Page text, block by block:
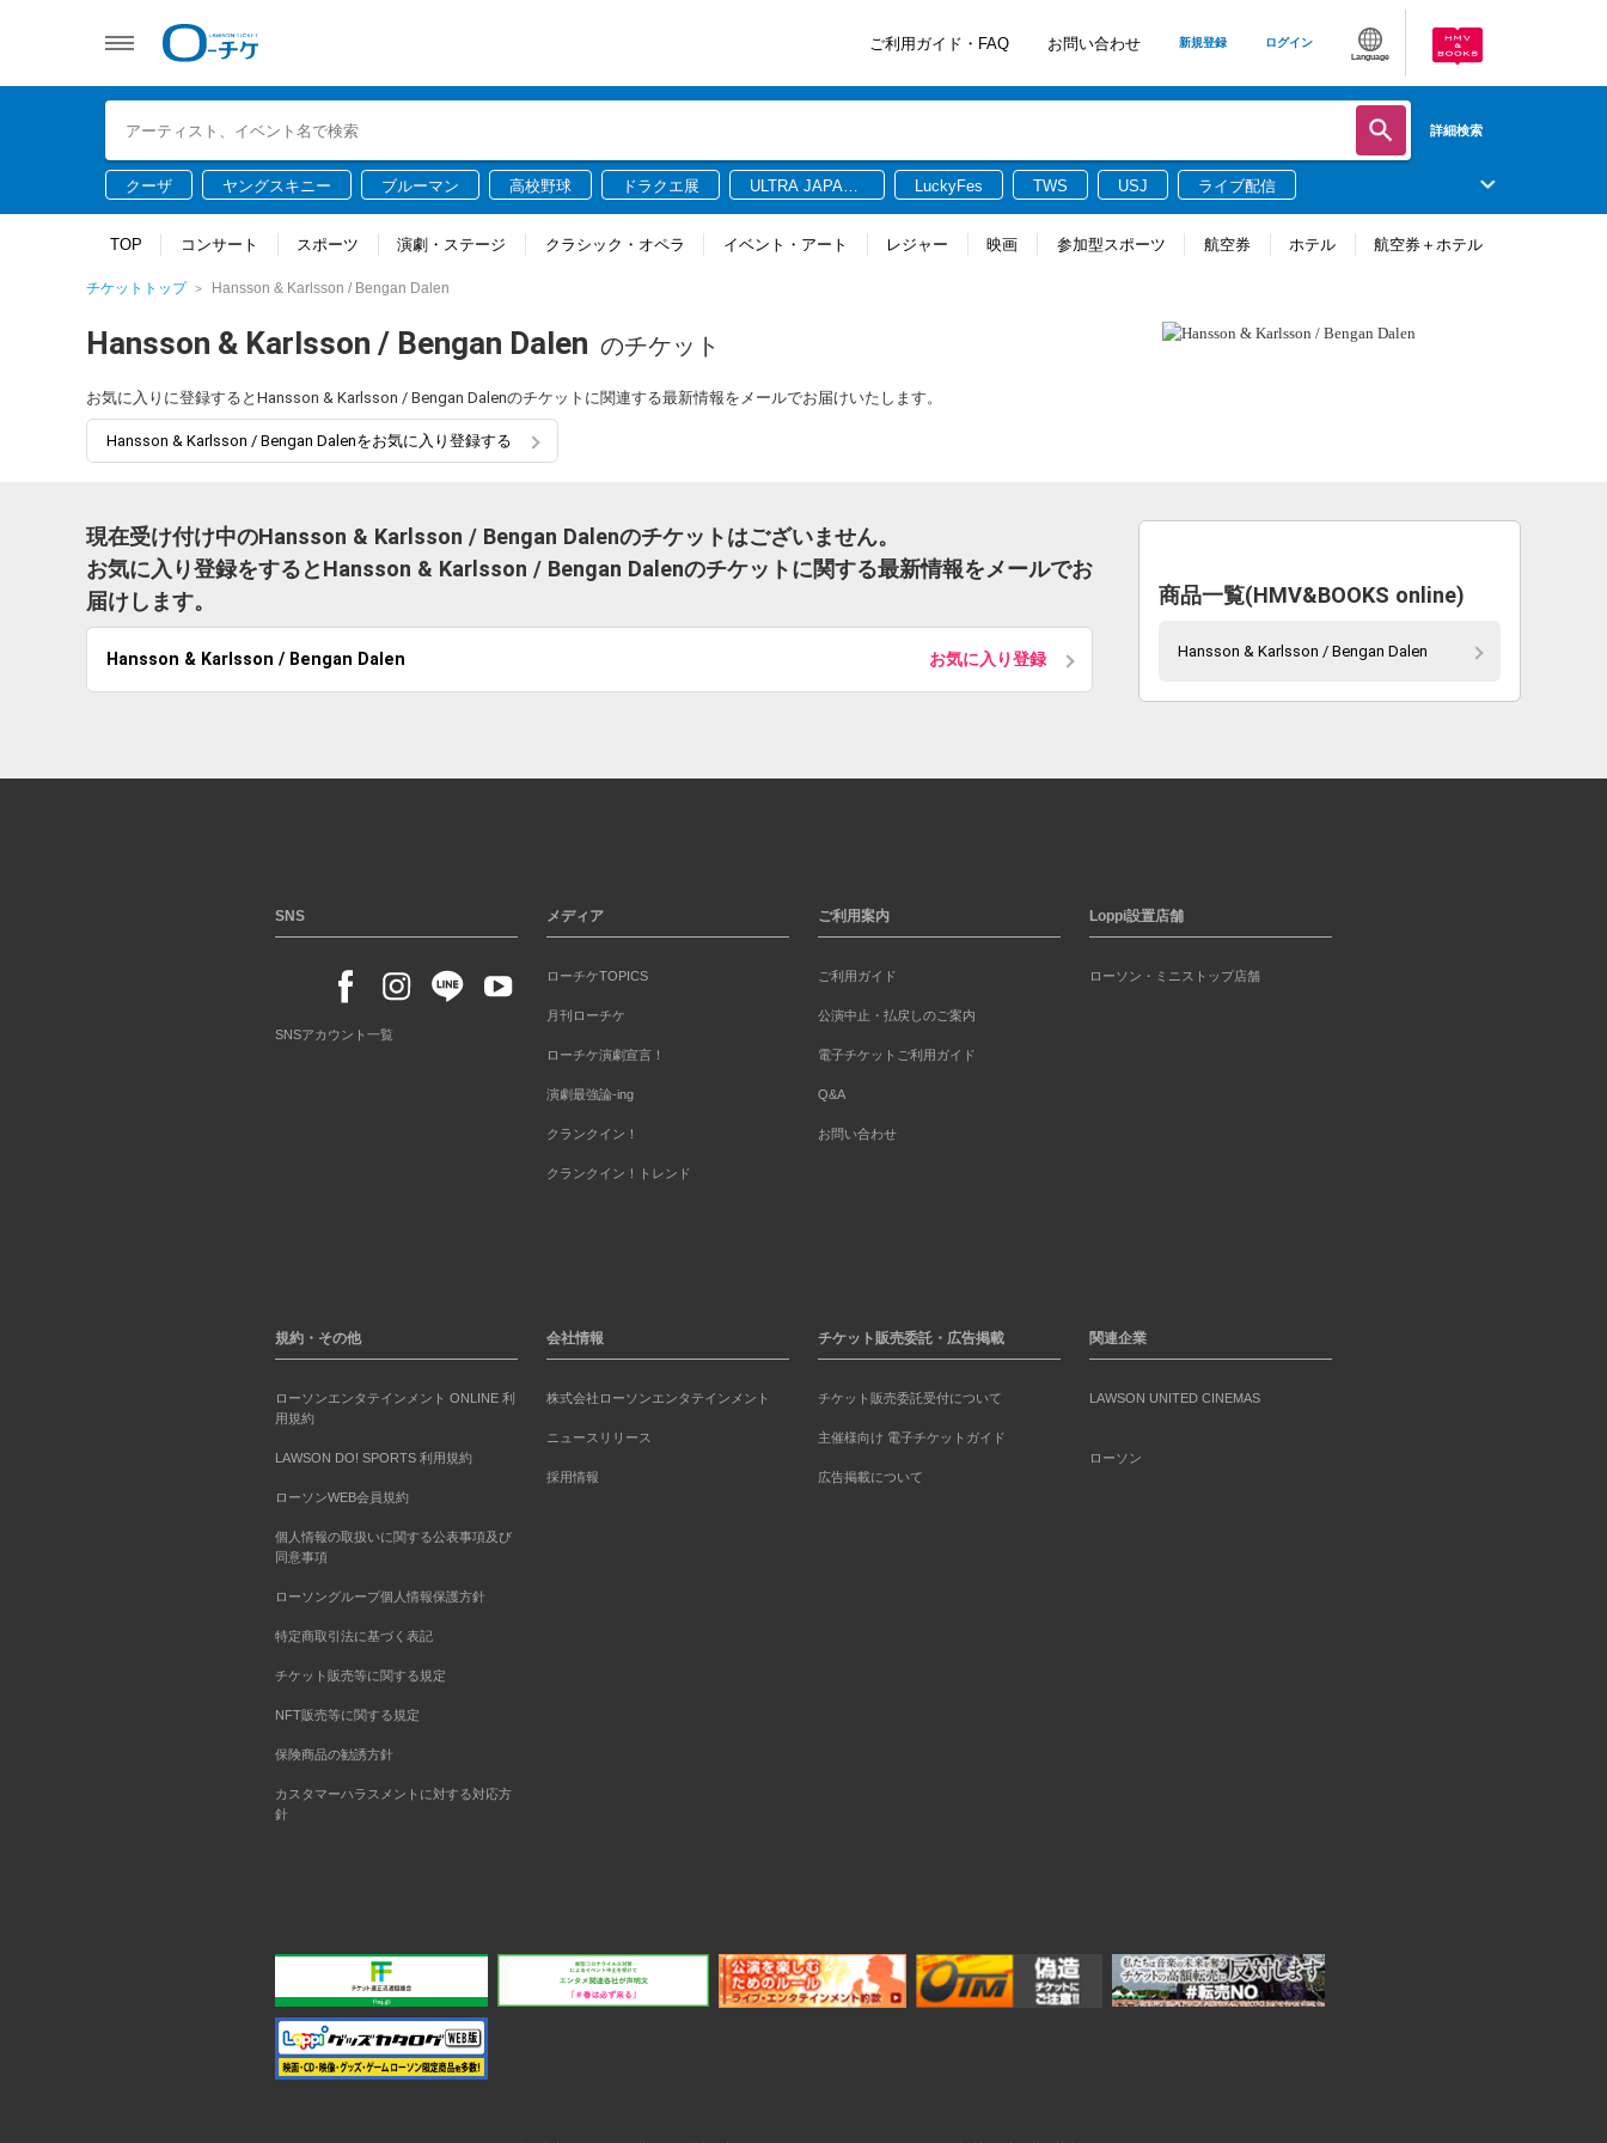
ご利用ガイド・FAQ お問い合わせ 新規登録 ログイン
Language
詳細検索
クーザ ヤングスキニー ブルーマン 高校野球 ドラクエ展
ULTRA JAPAN
LuckyFes TWS USJ ライブ配信
TOP コンサート スポーツ 演劇・ステージ クラシック・オペラ イベント・アート レジャー 映画 参加型スポーツ 航空券 ホテル 航空券＋ホテル
チケットトップ Hansson & Karlsson / Bengan Dalen
Hansson & Karlsson / Bengan Dalen のチケット
お気に入りに登録するとHansson & Karlsson / Bengan Dalenのチケットに関連する最新情報をメールでお届けいたします。
Hansson & Karlsson / Bengan Dalenをお気に入り登録する
現在受け付け中のHansson & Karlsson / Bengan Dalenのチケットはございません。
お気に入り登録をするとHansson & Karlsson / Bengan Dalenのチケットに関する最新情報をメールでお
届けします。
Hansson & Karlsson / Bengan Dalen お気に入り登録
商品一覧(HMV&BOOKS online)
Hansson & Karlsson / Bengan Dalen
SNS
SNSアカウント一覧
メディア
ローチケTOPICS
月刊ローチケ
ローチケ演劇宣言！
演劇最強論-ing
クランクイン！
クランクイン！トレンド
ご利用案内
ご利用ガイド
公演中止・払戻しのご案内
電子チケットご利用ガイド
Q&A
お問い合わせ
Loppi設置店舗
ローソン・ミニストップ店舗
規約・その他
ローソンエンタテインメント ONLINE 利
用規約
LAWSON DO! SPORTS 利用規約
ローソンWEB会員規約
個人情報の取扱いに関する公表事項及び
同意事項
ローソングループ個人情報保護方針
特定商取引法に基づく表記
チケット販売等に関する規定
NFT販売等に関する規定
保険商品の勧誘方針
カスタマーハラスメントに対する対応方
針
会社情報
株式会社ローソンエンタテインメント
ニュースリリース
採用情報
チケット販売委託・広告掲載
チケット販売委託受付について
主催様向け 電子チケットガイド
広告掲載について
関連企業
LAWSON UNITED CINEMAS
ローソン